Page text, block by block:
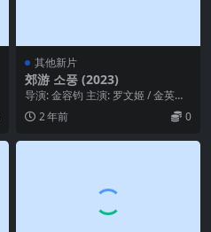
其他新片
郊游 소풍 (2023)
导演: 金容钧 主演: 罗文姬 / 金英
玉 / 朴根滢 类型: 剧情 制片国家/...
2 年前 0